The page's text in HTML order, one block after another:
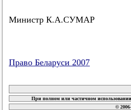
Министр К.А.СУМАР
Право Беларуси 2007
При полном или частичном
©